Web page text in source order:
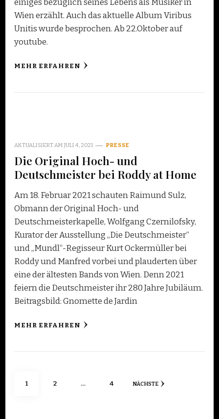
einiges bezüglich seines Lebens als Musiker in
Wien erzählt. Auch das aktuelle Album Viribus
Unitis wurde besprochen. Ab 22.Oktober auf
youtube.
MEHR ERFAHREN
AKTUALISIERT AM JULI 4, 2021 PRESSE
Die Original Hoch- und
Deutschmeister bei Roddy at Home
Am 18. Februar 2021 schauten Raimund Sulz,
Obmann der Original Hoch- und
Deutschmeisterkapelle, Wolfgang Czernilofsky,
Kurator der Ausstellung „Die Deutschmeister“
und „Mundl“-Regisseur Kurt Ockermüller bei
Roddy und Manfred vorbei und plauderten über
eine der ältesten Bands von Wien. Denn 2021
feiern die Deutschmeister ihr 280 Jahre Jubiläum.
Beitragsbild: Gnomette de Jardin
MEHR ERFAHREN
Seitennummerierung
SEITE
1 SEITE
2 … SEITE
4 NÄCHSTE